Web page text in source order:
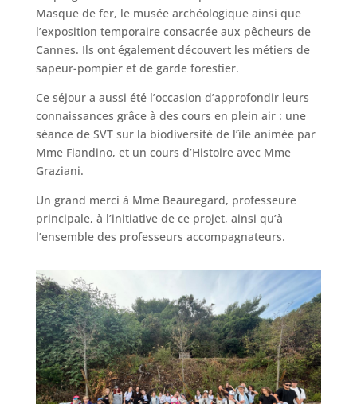
Masque de fer, le musée archéologique ainsi que
l’exposition temporaire consacrée aux pêcheurs de
Cannes. Ils ont également découvert les métiers de
sapeur-pompier et de garde forestier.
Ce séjour a aussi été l’occasion d’approfondir leurs
connaissances grâce à des cours en plein air : une
séance de SVT sur la biodiversité de l’île animée par
Mme Fiandino, et un cours d’Histoire avec Mme
Graziani.
Un grand merci à Mme Beauregard, professeure
principale, à l’initiative de ce projet, ainsi qu’à
l’ensemble des professeurs accompagnateurs.